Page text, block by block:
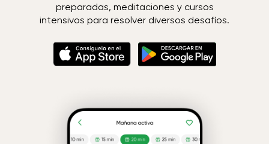
preparadas, meditaciones y cursos
intensivos para resolver diversos desafíos.